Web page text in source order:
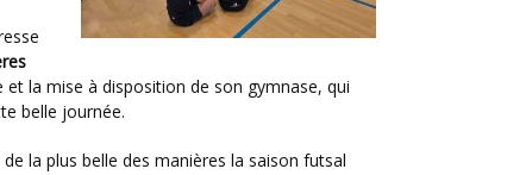
la mise à disposition de son gymnase, qui
belle journée.